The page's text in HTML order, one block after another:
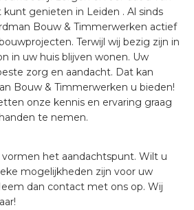
genieten in Leiden . Al sinds
Bouw & Timmerwerken actief
Terwijl wij bezig zijn in
in uw huis blijven wonen. Uw
zorg en aandacht. Dat kan
Bouw & Timmerwerken u bieden!
onze kennis en ervaring graag
te nemen.
het aandachtspunt. Wilt u
mogelijkheden zijn voor uw
dan contact met ons op. Wij